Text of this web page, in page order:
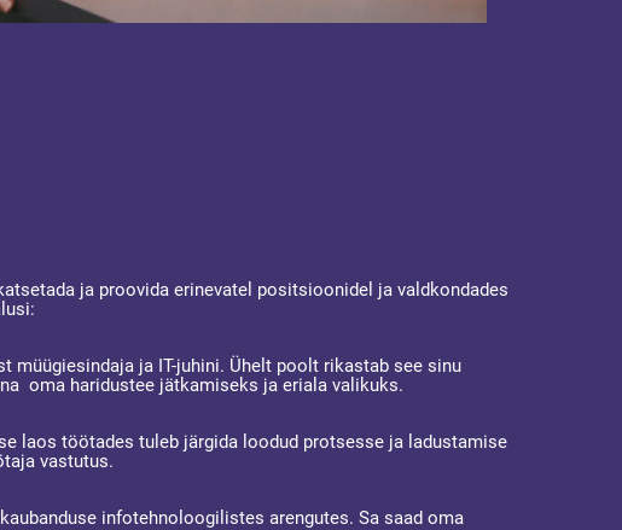
ja proovida erinevatel positsioonidel ja valdkondades
müügiesindaja ja IT-juhini. Ühelt poolt rikastab see sinu
oma haridustee jätkamiseks ja eriala valikuks.
laos töötades tuleb järgida loodud protsesse ja ladustamise
vastutus.
infotehnoloogilistes arengutes. Sa saad oma